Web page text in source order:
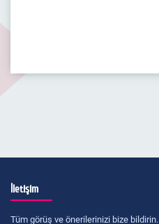
İletişim
Tüm görüş ve önerilerinizi bize bildirin.